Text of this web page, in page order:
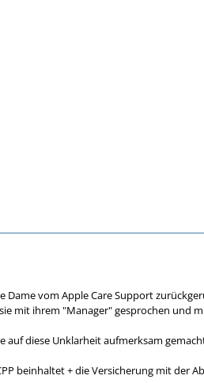
vom Apple Care Support
mit ihrem "Manager" gesprochen und
auf diese Unklarheit aufmerksam
beinhaltet + die Versicherung mit der